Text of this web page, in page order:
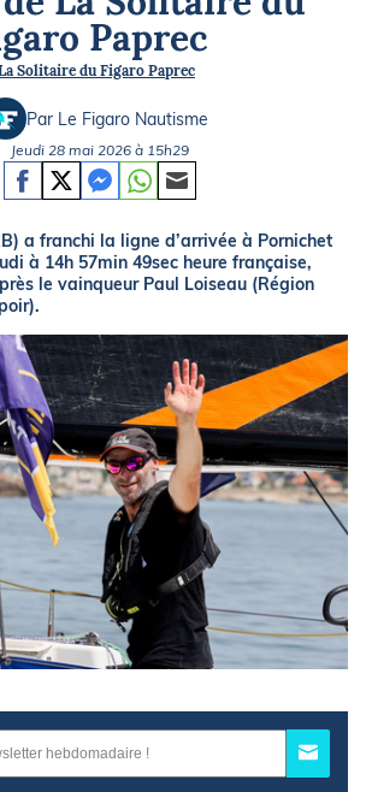
Paprec
Solitaire du Figaro Paprec
Par Le Figaro Nautisme
Jeudi 28 mai 2026 à 15h29
a franchi la ligne d’arrivée à Pornichet
à 14h 57min 49sec heure française,
le vainqueur Paul Loiseau (Région